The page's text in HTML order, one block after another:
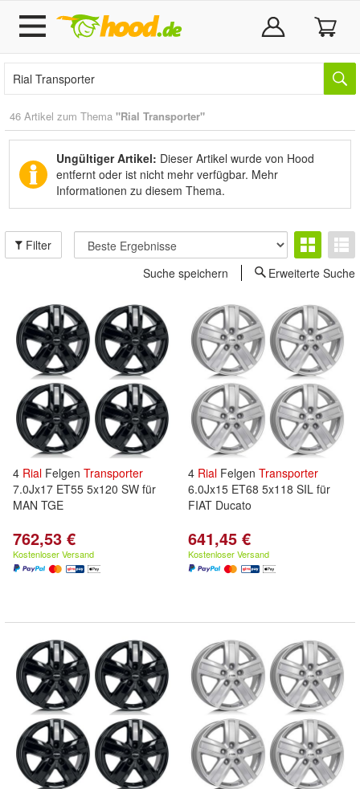
46 Artikel zum Thema "Rial Transporter"
Ungültiger Artikel: Dieser Artikel wurde von Hood
entfernt oder ist nicht mehr verfügbar. Mehr
Informationen zu diesem Thema.
Filter
Suche speichern
Erweiterte Suche
4 Rial Felgen Transporter
7.0Jx17 ET55 5x120 SW für
MAN TGE
762,53 €
Kostenloser Versand
4 Rial Felgen Transporter
6.0Jx15 ET68 5x118 SIL für
FIAT Ducato
641,45 €
Kostenloser Versand